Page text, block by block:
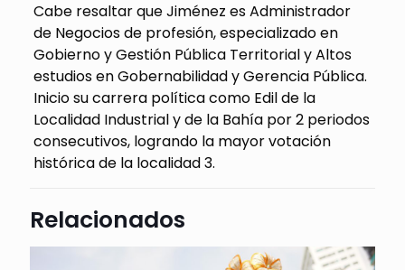
Cabe resaltar que Jiménez es Administrador
de Negocios de profesión, especializado en
Gobierno y Gestión Pública Territorial y Altos
estudios en Gobernabilidad y Gerencia Pública.
Inicio su carrera política como Edil de la
Localidad Industrial y de la Bahía por 2 periodos
consecutivos, logrando la mayor votación
histórica de la localidad 3.
Relacionados